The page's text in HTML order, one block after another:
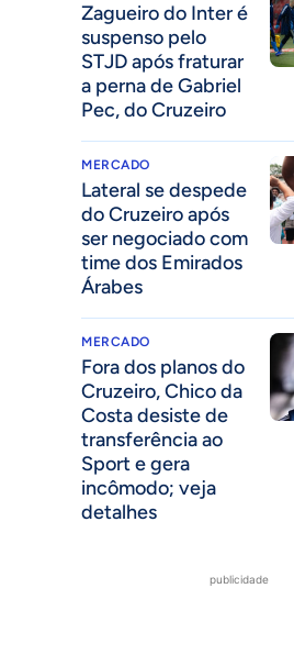
Zagueiro do Inter é
suspenso pelo
STJD após fraturar
a perna de Gabriel
Pec, do Cruzeiro
MERCADO
Lateral se despede
do Cruzeiro após
ser negociado com
time dos Emirados
Árabes
MERCADO
Fora dos planos do
Cruzeiro, Chico da
Costa desiste de
transferência ao
Sport e gera
incômodo; veja
detalhes
publicidade